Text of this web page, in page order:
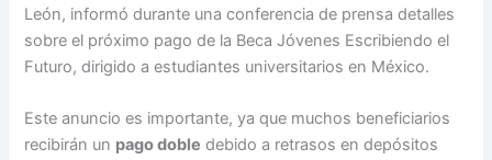
León, informó durante una conferencia de prensa detalles
sobre el próximo pago de la Beca Jóvenes Escribiendo el
Futuro, dirigido a estudiantes universitarios en México.
Este anuncio es importante, ya que muchos beneficiarios
recibirán un pago doble debido a retrasos en depósitos